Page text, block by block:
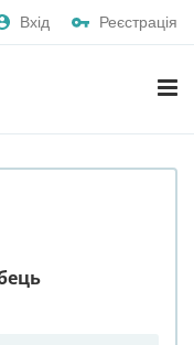
Вхід Реєстрація